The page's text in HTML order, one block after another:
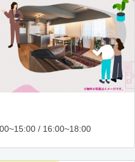
/ 16:00~18:00